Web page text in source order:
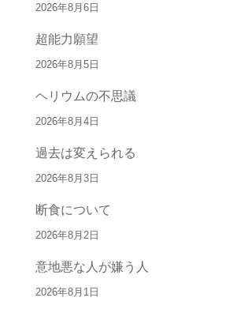
2026年8月6日
超能力願望
2026年8月5日
ヘリウムの不思議
2026年8月4日
過去は変えられる
2026年8月3日
断食について
2026年8月2日
意地悪な人が嫌う人
2026年8月1日